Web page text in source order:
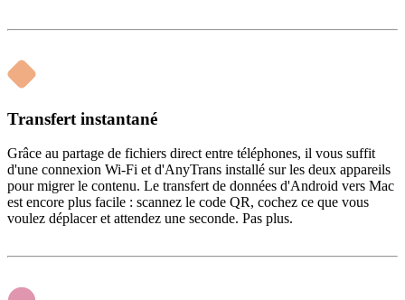
Transfert instantané
Grâce au partage de fichiers direct entre téléphones, il vous suffit
d'une connexion Wi-Fi et d'AnyTrans installé sur les deux appareils
pour migrer le contenu. Le transfert de données d'Android vers Mac
est encore plus facile : scannez le code QR, cochez ce que vous
voulez déplacer et attendez une seconde. Pas plus.